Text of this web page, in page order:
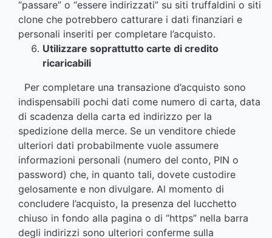
“passare” o “essere indirizzati” su siti truffaldini o siti
clone che potrebbero catturare i dati finanziari e
personali inseriti per completare l’acquisto.
Utilizzare soprattutto carte di credito
ricaricabili
Per completare una transazione d’acquisto sono
indispensabili pochi dati come numero di carta, data
di scadenza della carta ed indirizzo per la
spedizione della merce. Se un venditore chiede
ulteriori dati probabilmente vuole assumere
informazioni personali (numero del conto, PIN o
password) che, in quanto tali, dovete custodire
gelosamente e non divulgare. Al momento di
concludere l’acquisto, la presenza del lucchetto
chiuso in fondo alla pagina o di “https” nella barra
degli indirizzi sono ulteriori conferme sulla